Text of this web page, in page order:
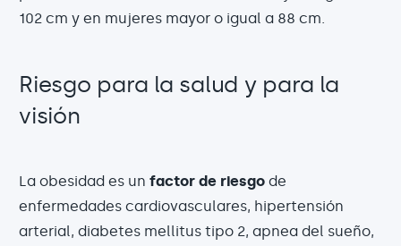
102 cm y en mujeres mayor o igual a 88 cm.
Riesgo para la salud y para la
visión
La obesidad es un factor de riesgo de
enfermedades cardiovasculares, hipertensión
arterial, diabetes mellitus tipo 2, apnea del sueño,